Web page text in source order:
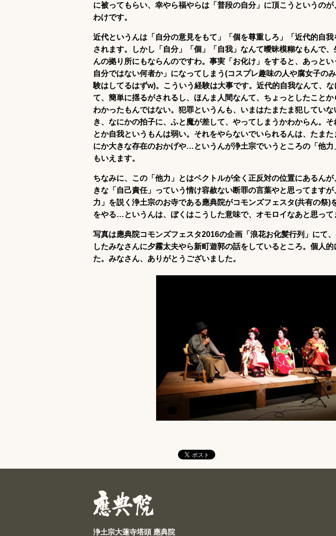
に被ってもらい、幸やら福やらは「普段の自分」に頂こうというの
わけです。
近代というんは「自分の意見をもて」「個を尊重しろ」「近代的自
されます。しかし「自分」「個」「自我」なんて曖昧模糊なもんで
んの拠り所にもならんのですわ。事実「お化け」をすると、あっと
自分ではない何者か」になってしまう(コスプレ趣味の人や腐女子の
験はしてるはずw)。こういう経験は大事です。近代的自我なんて、
て、簡単に揺るがされるし、ほんま人間なんて、ちょっとしたこと
わかったもんではない。犯罪というんも、いまはたまたま犯してい
き、なにかの拍子に、ふと魔が差して、やってしまうかわからん。
とか自我というもんは弱い。それをやらないでいられるんは、たま
にか大きな存在のおかげや…というんが浄土宗でいうところの「他力
もいえます。
ちなみに、この「他力」とはベクトルが全く正反対の位置にあるん
きな「自己責任」っていう情け容赦ない断罪の言葉やと思ってます
力」を説く浄土宗のお寺である應典院がコモンズフェスタ(共有の祭)
をやる…というんは、ぼくはこうした意味で、オモロイなあと思って
写真は應典院コモンズフェスタ2016の企画「浪花お化髪行列」にて
したみなさんに夕霧太夫やら新町遊郭の話をしているところ。個人
た。みなさん、ありがとうございました。
浄土宗大蓮寺塔頭 應典院